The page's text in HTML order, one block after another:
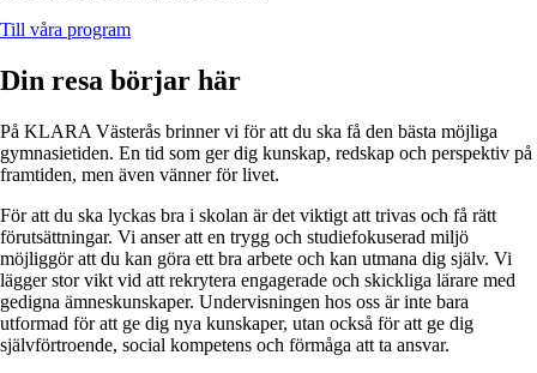
Till våra program
Din resa börjar här
På KLARA Västerås brinner vi för att du ska få den bästa möjliga
gymnasietiden. En tid som ger dig kunskap, redskap och perspektiv på
framtiden, men även vänner för livet.
För att du ska lyckas bra i skolan är det viktigt att trivas och få rätt
förutsättningar. Vi anser att en trygg och studiefokuserad miljö
möjliggör att du kan göra ett bra arbete och kan utmana dig själv. Vi
lägger stor vikt vid att rekrytera engagerade och skickliga lärare med
gedigna ämneskunskaper. Undervisningen hos oss är inte bara
utformad för att ge dig nya kunskaper, utan också för att ge dig
självförtroende, social kompetens och förmåga att ta ansvar.